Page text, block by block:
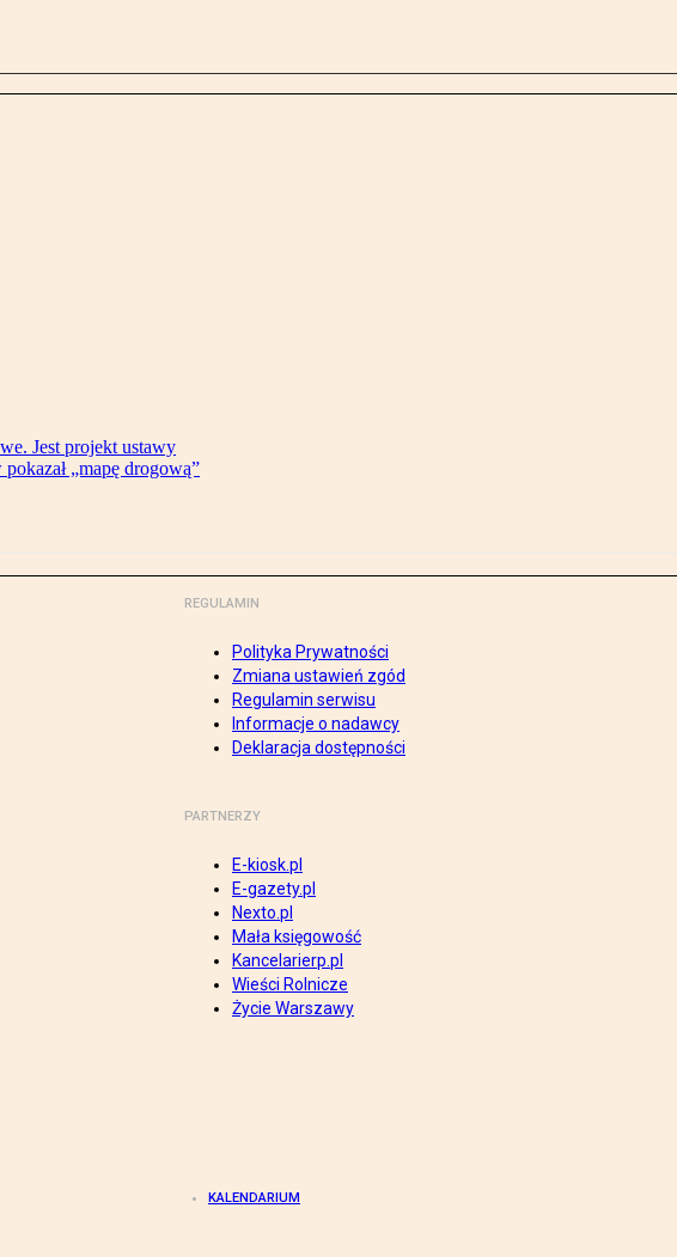
Jest projekt ustawy
„mapę drogową”
REGULAMIN
Polityka Prywatności
Zmiana ustawień zgód
Regulamin serwisu
Informacje o nadawcy
Deklaracja dostępności
PARTNERZY
E-kiosk.pl
E-gazety.pl
Nexto.pl
Mała księgowość
Kancelarierp.pl
Wieści Rolnicze
Życie Warszawy
KALENDARIUM